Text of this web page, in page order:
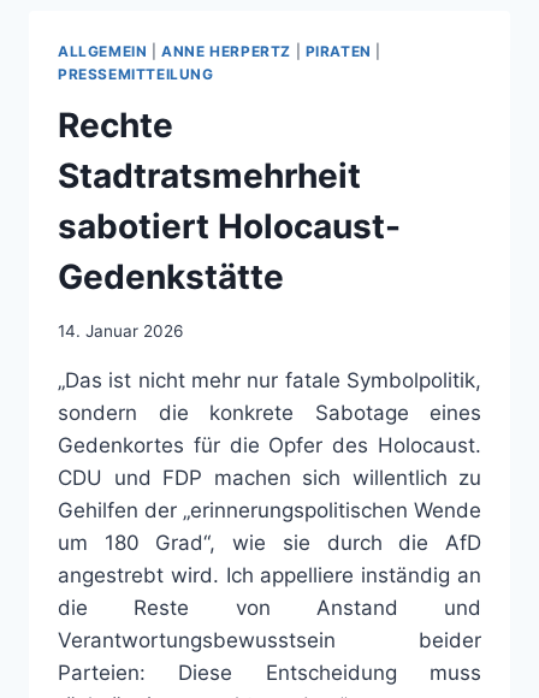
ALLGEMEIN |ANNE HERPERTZ PIRATEN
PRESSEMITTEILUNG
Rechte
Stadtratsmehrheit
sabotiert Holocaust-
Gedenkstätte
14. Januar 2026
„Das ist nicht mehr nur fatale Symbolpolitik,
sondern die konkrete Sabotage eines
Gedenkortes für die Opfer des Holocaust.
CDU und FDP machen sich willentlich zu
Gehilfen der „erinnerungspolitischen Wende
um 180 Grad“, wie sie durch die AfD
angestrebt wird. Ich appelliere inständig an
die Reste von Anstand und
Verantwortungsbewusstsein beider
Parteien: Diese Entscheidung muss